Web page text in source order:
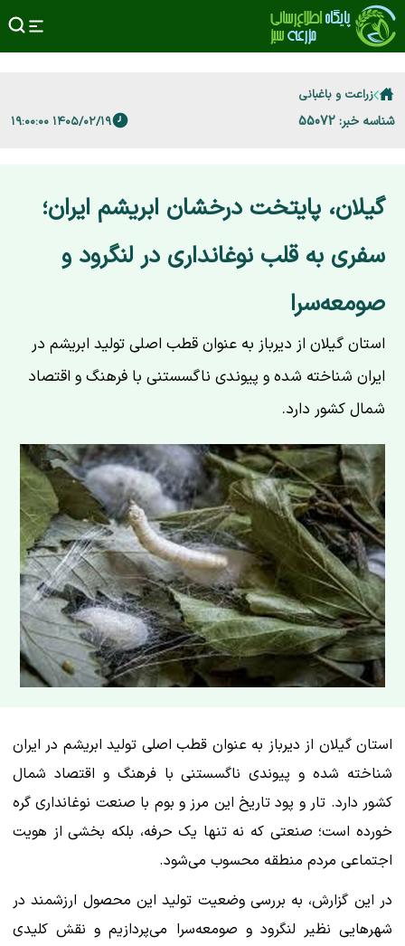
زراعت و باغبانی
شناسه خبر: 55072 ۱۴۰۵/۰۲/۱۹ ۱۹:۰۰:۰۰
گیلان، پایتخت درخشان ابریشم ایران؛
سفری به قلب نوغانداری در لنگرود و
صومعه‌سرا
استان گیلان از دیرباز به عنوان قطب اصلی تولید ابریشم در
ایران شناخته شده و پیوندی ناگسستنی با فرهنگ و اقتصاد
شمال کشور دارد.
استان گیلان از دیرباز به عنوان قطب اصلی تولید ابریشم در ایران
شناخته شده و پیوندی ناگسستنی با فرهنگ و اقتصاد شمال
کشور دارد. تار و پود تاریخ این مرز و بوم با صنعت نوغانداری گره
خورده است؛ صنعتی که نه تنها یک حرفه، بلکه بخشی از هویت
اجتماعی مردم منطقه محسوب می‌شود.
در این گزارش، به بررسی وضعیت تولید این محصول ارزشمند در
شهرهایی نظیر لنگرود و صومعه‌سرا می‌پردازیم و نقش کلیدی